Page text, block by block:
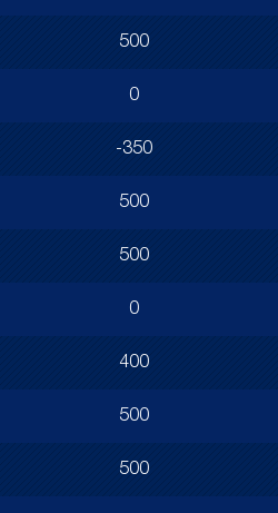
500
0
-350
500
500
0
400
500
500